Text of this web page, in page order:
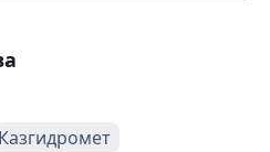
Казгидромет